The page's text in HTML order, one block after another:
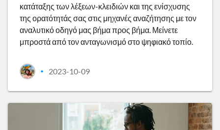
κατάταξης των λέξεων-κλειδιών και της ενίσχυσης
της ορατότητάς σας στις μηχανές αναζήτησης με τον
αναλυτικό οδηγό μας βήμα προς βήμα. Μείνετε
μπροστά από τον ανταγωνισμό στο ψηφιακό τοπίο.
• 2023-10-09